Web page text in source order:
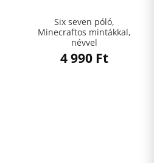
Six seven póló,
Minecraftos mintákkal,
névvel
4 990 Ft